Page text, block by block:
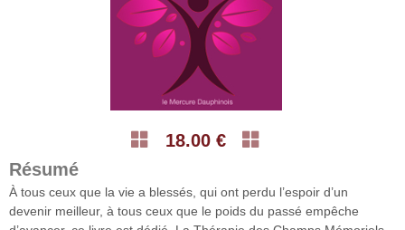
18.00 €
Résumé
À tous ceux que la vie a blessés, qui ont perdu l’espoir d’un
devenir meilleur, à tous ceux que le poids du passé empêche